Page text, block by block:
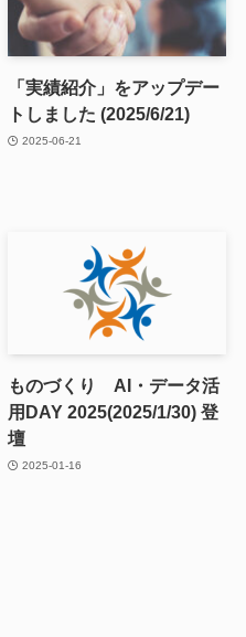
「実績紹介」をアップデー
トしました (2025/6/21)
2025-06-21
ものづくり AI・データ活
用DAY 2025(2025/1/30) 登
壇
2025-01-16